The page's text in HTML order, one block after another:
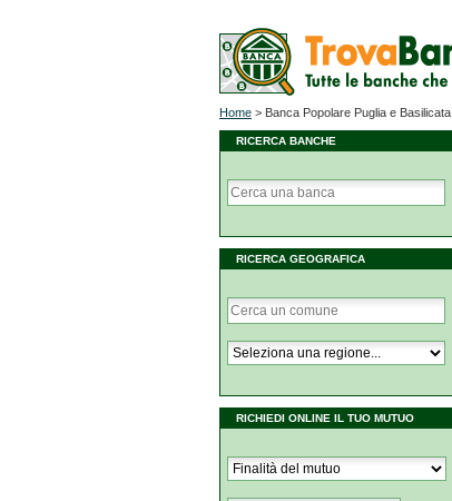
Home > Banca Popolare Puglia e Basilicata
RICERCA BANCHE
RICERCA GEOGRAFICA
RICHIEDI ONLINE IL TUO MUTUO